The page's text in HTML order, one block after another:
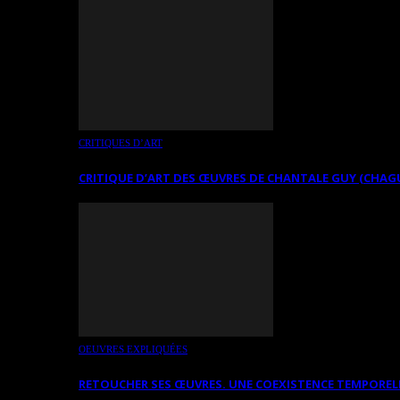
CRITIQUES D’ART
CRITIQUE D’ART DES ŒUVRES DE CHANTALE GUY
OEUVRES EXPLIQUÉES
RETOUCHER SES ŒUVRES. UNE COEXISTENCE